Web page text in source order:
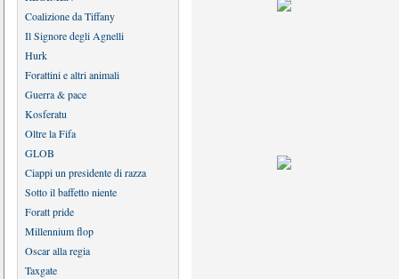
Coalizione da Tiffany
Il Signore degli Agnelli
Hurk
Forattini e altri animali
Guerra & pace
Kosferatu
Oltre la Fifa
GLOB
Ciappi un presidente di razza
Sotto il baffetto niente
Foratt pride
Millennium flop
Oscar alla regia
Taxgate